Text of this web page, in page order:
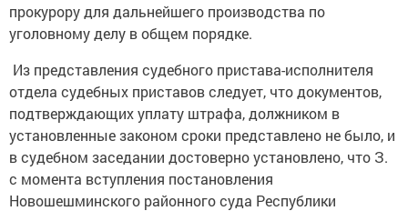
прокурору для дальнейшего производства по
уголовному делу в общем порядке.
Из представления судебного пристава-исполнителя
отдела судебных приставов следует, что документов,
подтверждающих уплату штрафа, должником в
установленные законом сроки представлено не было, и
в судебном заседании достоверно установлено, что З.
с момента вступления постановления
Новошешминского районного суда Республики